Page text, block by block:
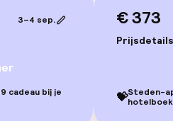
kamers beschikbaar
3–4 sep.
cadeau bij je
€ 373
Prijsdetails
💝Steden-